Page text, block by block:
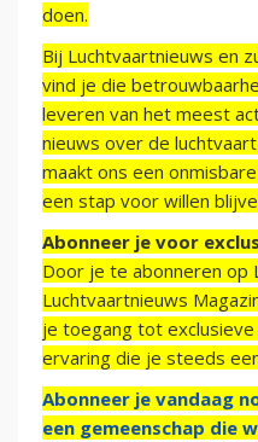
doen.
Bij Luchtvaartnieuws en
vind je die
leveren van het meest
nieuws over de
maakt ons een
een stap voor willen
Abonneer je voor
Door je te abonneren op
Luchtvaartnieuws
je toegang tot
ervaring die je steeds
Abonneer je vandaag
een gemeenschap die